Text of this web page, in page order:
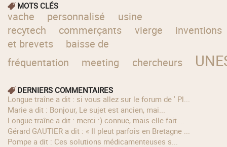
MOTS CLÉS
vache personnalisé
usine
recytech
commerçants vierge
inventions
et brevets
baisse de
fréquentation
meeting chercheurs
DERNIERS COMMENTAIRES
longue traîne a dit : si vous allez sur le forum de ' Pl...
Marie a dit : Bonjour, Le sujet est ancien, mai...
longue traîne a dit : merci :) connue, mais elle fait ...
Gérard GAUTIER a dit : « Il pleut parfois en Bretagne ...
Pompe a dit : Ces solutions médicamenteuses s...